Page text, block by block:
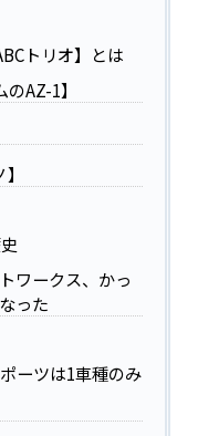
トリオ】とは
AZ-1】
ワークス、かっ
った
ーツは1車種のみ